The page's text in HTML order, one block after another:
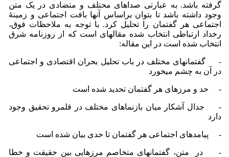
گرفته باشد. به عبارتی صداهای محتلف و متضادی در یک متن
وجود داشته باشد تا بتوان براساس آنها بافت اجتماعی و زمینۀ
اجتماعی هر گفتمان را تحلیل کرد. با توجه به ملاحظات فوق،
رخداد ارتباطی انتخاب شده مقاله­ای است که از روزنامه شرق
انتخاب شده است در این مقاله:
- گفتمان­های مختلف در باب تحلیل بحران اقتصادی و اجتماعی
در آن به چشم می­خورد
- حد و مرزهای هر گفتمان تحدید شده ­است
- جدال آشکار میان بازنماهای مختلف در قلمرو تحقیق وجود
دارد
- پیامدهای اجتماعی هر گفتمان تا حدی بیان شده است
- در متن، گفتمان­های متخاصم مرزهایی بین حقیقت و خطا